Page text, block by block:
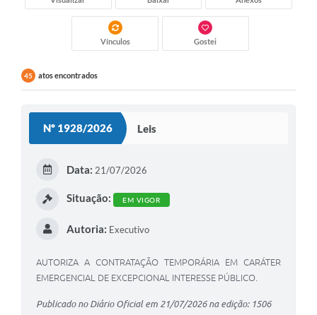
Vínculos Gostei
45 atos encontrados
Nº 1928/2026 Leis
Data: 21/07/2026
Situação: EM VIGOR
Autoria: Executivo
AUTORIZA A CONTRATAÇÃO TEMPORÁRIA EM CARÁTER
EMERGENCIAL DE EXCEPCIONAL INTERESSE PÚBLICO.
Publicado no Diário Oficial em 21/07/2026 na edição: 1506